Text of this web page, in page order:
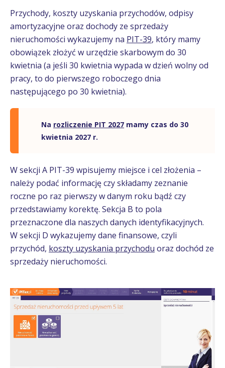
Przychody, koszty uzyskania przychodów, odpisy
amortyzacyjne oraz dochody ze sprzedaży
nieruchomości wykazujemy na PIT-39, który mamy
obowiązek złożyć w urzędzie skarbowym do 30
kwietnia (a jeśli 30 kwietnia wypada w dzień wolny od
pracy, to do pierwszego roboczego dnia
następującego po 30 kwietnia).
Na rozliczenie PIT 2027 mamy czas do 30
kwietnia 2027 r.
W sekcji A PIT-39 wpisujemy miejsce i cel złożenia –
należy podać informację czy składamy zeznanie
roczne po raz pierwszy w danym roku bądź czy
przedstawiamy korektę. Sekcja B to pola
przeznaczone dla naszych danych identyfikacyjnych.
W sekcji D wykazujemy dane finansowe, czyli
przychód, koszty uzyskania przychodu oraz dochód ze
sprzedaży nieruchomości.